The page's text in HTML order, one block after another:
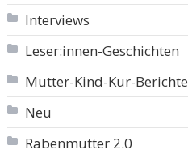
Interviews
Leser:innen-Geschichten
Mutter-Kind-Kur-Berichte
Neu
Rabenmutter 2.0